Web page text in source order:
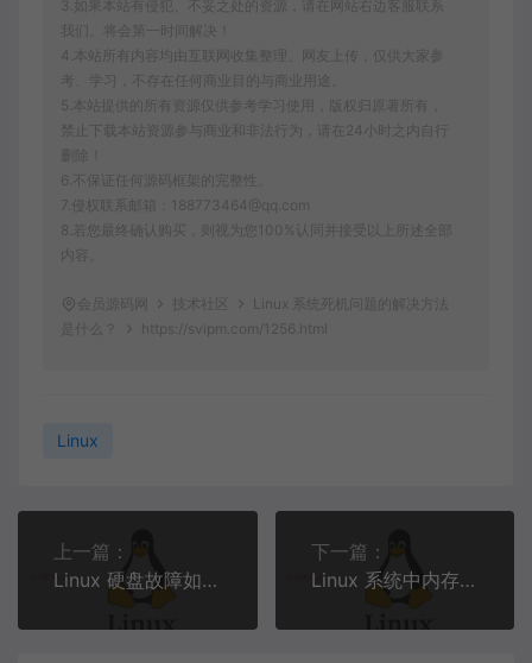
3.如果本站有侵犯、不妥之处的资源，请在网站右边客服联系
我们。将会第一时间解决！
4.本站所有内容均由互联网收集整理、网友上传，仅供大家参
考、学习，不存在任何商业目的与商业用途。
5.本站提供的所有资源仅供参考学习使用，版权归原著所有，
禁止下载本站资源参与商业和非法行为，请在24小时之内自行
删除！
6.不保证任何源码框架的完整性。
7.侵权联系邮箱：188773464@qq.com
8.若您最终确认购买，则视为您100%认同并接受以上所述全部
内容。
会员源码网 技术社区
Linux 系统死机问题的解决方法
是什么？
https://svipm.com/1256.html
Linux
上一篇：
Linux 硬盘故障如何解决？
下一篇：
Linux 系统中内存耗尽问题怎么处理？